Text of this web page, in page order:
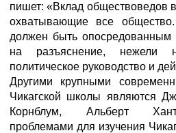
пишет: «Вклад обществоведов
охватывающие все
должен быть
на разъяснение, нежели
политическое руководство и
Другими крупными
Чикагской школы являются
Корнблум, Альберт
проблемами для изучения